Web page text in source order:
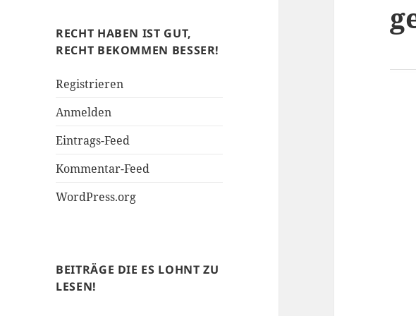
RECHT HABEN IST GUT,
RECHT BEKOMMEN BESSER!
Registrieren
Anmelden
Eintrags-Feed
Kommentar-Feed
WordPress.org
BEITRÄGE DIE ES LOHNT ZU
LESEN!